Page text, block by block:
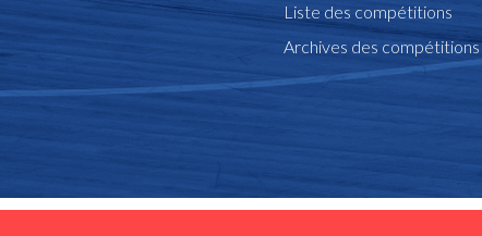
Liste des compétitions
Archives des compétitions